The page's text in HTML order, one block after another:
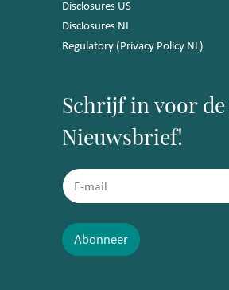
Disclosures US
Disclosures NL
Regulatory (Privacy Policy NL)
Schrijf in voor de
Nieuwsbrief!
m
a
*
E
E
m
l
*
Abonneer